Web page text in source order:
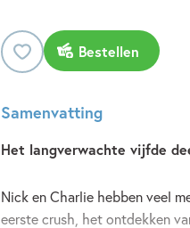
Bestellen
Samenvatting
Het langverwachte vijfde
Nick en Charlie hebben veel
eerste crush, het ontdekken